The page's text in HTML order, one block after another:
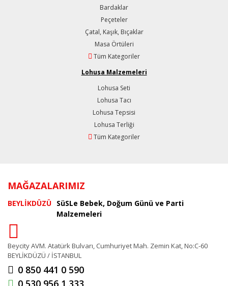
Bardaklar
Peçeteler
Çatal, Kaşık, Bıçaklar
Masa Örtüleri
Tüm Kategoriler
Lohusa Malzemeleri
Lohusa Seti
Lohusa Tacı
Lohusa Tepsisi
Lohusa Terliği
Tüm Kategoriler
MAĞAZALARIMIZ
BEYLİKDÜZÜ SüSLe Bebek, Doğum Günü ve Parti
Malzemeleri
Beycity AVM. Atatürk Bulvarı, Cumhuriyet Mah. Zemin Kat, No:C-60
BEYLİKDÜZÜ / İSTANBUL
0 850 441 0 590
0 530 956 1 333